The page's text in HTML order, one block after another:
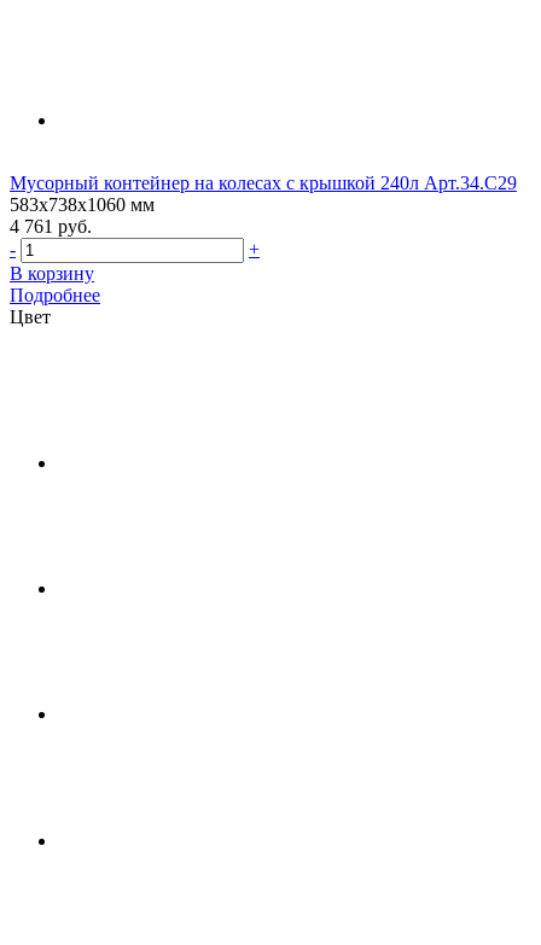
Мусорный контейнер на колесах с крышкой 240л Арт.34.C29
583х738х1060 мм
4 761 руб.
-
+
В корзину
Подробнее
Цвет